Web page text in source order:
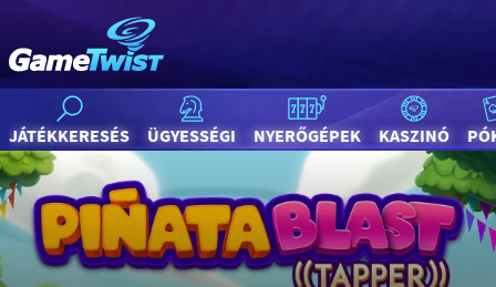
JÁTÉKKERESÉS ÜGYESSÉGI NYERŐGÉPEK KASZINÓ